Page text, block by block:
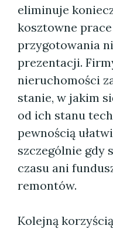
eliminuje
kosztowne
przygotowania
prezentacji.
nieruchomości
stanie, w jakim
od ich stanu
pewnością
szczególnie gdy
czasu ani
remontów.
Kolejną